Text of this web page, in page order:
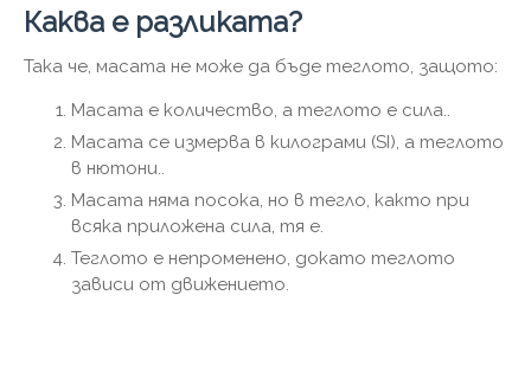
Каква е разликата?
Така че, масата не може да бъде теглото, защото:
Масата е количество, а теглото е сила..
Масата се измерва в килограми (SI), а теглото
в нютони..
Масата няма посока, но в тегло, както при
всяка приложена сила, тя е.
Теглото е непроменено, докато теглото
зависи от движението.